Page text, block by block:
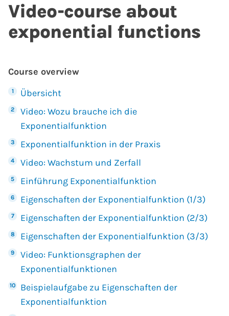
Video-course about
exponential functions
Course overview
Übersicht
Video: Wozu brauche ich die
Exponentialfunktion
Exponentialfunktion in der Praxis
Video: Wachstum und Zerfall
Einführung Exponentialfunktion
Eigenschaften der Exponentialfunktion (1/3)
Eigenschaften der Exponentialfunktion (2/3)
Eigenschaften der Exponentialfunktion (3/3)
Video: Funktionsgraphen der
Exponentialfunktionen
Beispielaufgabe zu Eigenschaften der
Exponentialfunktion